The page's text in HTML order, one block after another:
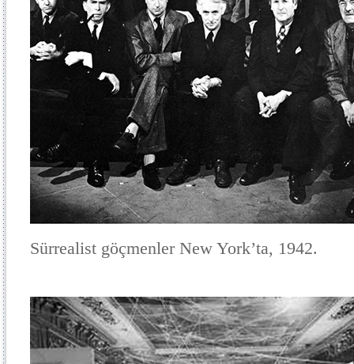
Sürrealist göçmenler New York’ta, 1942.